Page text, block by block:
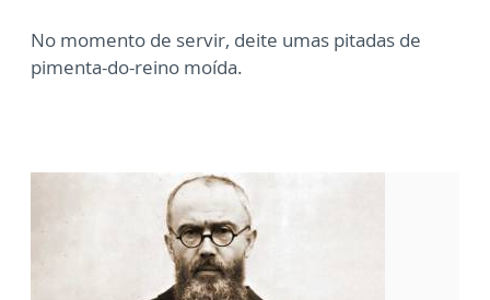
No momento de servir, deite umas pitadas de
pimenta-do-reino moída.